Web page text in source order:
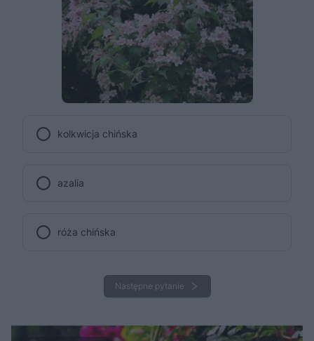
kolkwicja chińska
azalia
róża chińska
Następne pytanie